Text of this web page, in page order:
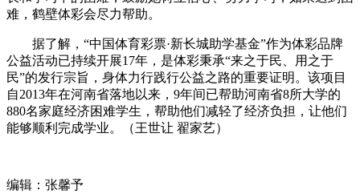
难，鹤壁体彩会尽力帮助。
据了解，“中国体育彩票·新长城助学基金”作为体彩品牌
公益活动已持续开展17年，是体彩秉承“来之于民、用之于
民”的发行宗旨，身体力行践行公益之路的重要证明。该项目
自2013年在河南省落地以来，9年间已帮助河南省8所大学的
880名家庭经济困难学生，帮助他们减轻了经济负担，让他们
能够顺利完成学业。（王世让 翟家艺）
编辑：张馨予